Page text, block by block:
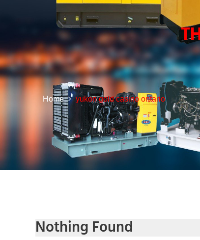
Home yukon gold casino ontario
Nothing Found